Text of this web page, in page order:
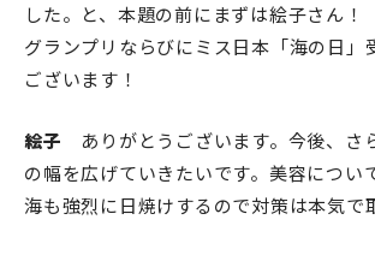
した。と、本題の前にまずは絵子さん
グランプリならびにミス日本「海の日」
ございます！
絵子 ありがとうございます。今後、さ
の幅を広げていきたいです。美容につい
海も強烈に日焼けするので対策は本気で